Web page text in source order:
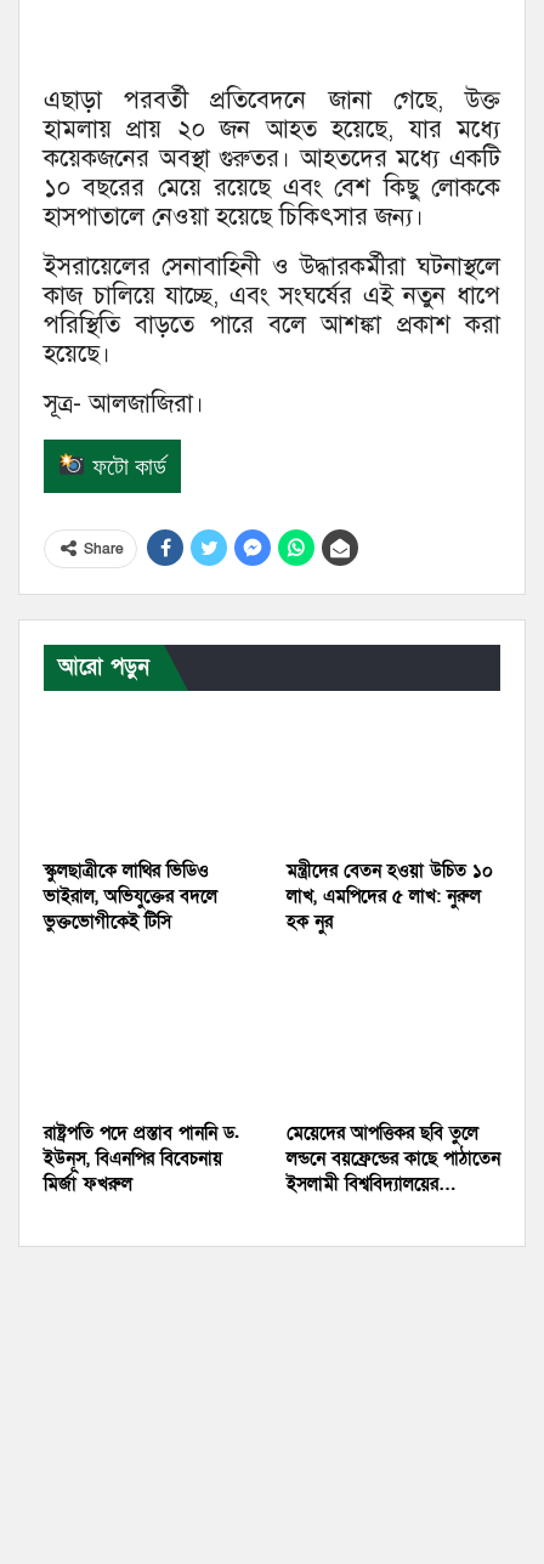
এছাড়া পরবর্তী প্রতিবেদনে জানা গেছে, উক্ত
হামলায় প্রায় ২০ জন আহত হয়েছে, যার মধ্যে
কয়েকজনের অবস্থা গুরুতর। আহতদের মধ্যে একটি
১০ বছরের মেয়ে রয়েছে এবং বেশ কিছু লোককে
হাসপাতালে নেওয়া হয়েছে চিকিৎসার জন্য।
ইসরায়েলের সেনাবাহিনী ও উদ্ধারকর্মীরা ঘটনাস্থলে
কাজ চালিয়ে যাচ্ছে, এবং সংঘর্ষের এই নতুন ধাপে
পরিস্থিতি বাড়তে পারে বলে আশঙ্কা প্রকাশ করা
হয়েছে।
সূত্র- আলজাজিরা।
ফটো কার্ড
Share
আরো পড়ুন
স্কুলছাত্রীকে লাথির ভিডিও
ভাইরাল, অভিযুক্তের বদলে
ভুক্তভোগীকেই টিসি
মন্ত্রীদের বেতন হওয়া উচিত ১০
লাখ, এমপিদের ৫ লাখ: নুরুল
হক নুর
রাষ্ট্রপতি পদে প্রস্তাব পাননি ড.
ইউনূস, বিএনপির বিবেচনায়
মির্জা ফখরুল
মেয়েদের আপত্তিকর ছবি তুলে
লন্ডনে বয়ফ্রেন্ডের কাছে পাঠাতেন
ইসলামী বিশ্ববিদ্যালয়ের…